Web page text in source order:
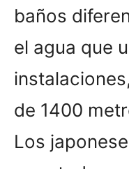
baños
el agua que
de 1400
Los